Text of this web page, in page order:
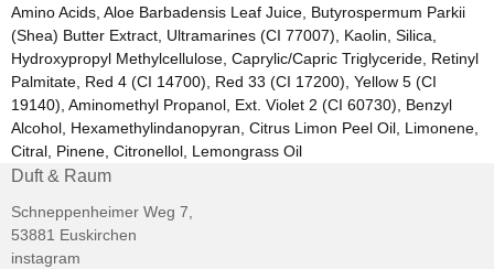
Amino Acids, Aloe Barbadensis Leaf Juice, Butyrospermum Parkii
(Shea) Butter Extract, Ultramarines (CI 77007), Kaolin, Silica,
Hydroxypropyl Methylcellulose, Caprylic/Capric Triglyceride, Retinyl
Palmitate, Red 4 (CI 14700), Red 33 (CI 17200), Yellow 5 (CI
19140), Aminomethyl Propanol, Ext. Violet 2 (CI 60730), Benzyl
Alcohol, Hexamethylindanopyran, Citrus Limon Peel Oil, Limonene,
Citral, Pinene, Citronellol, Lemongrass Oil
Duft & Raum
Schneppenheimer Weg 7,
53881 Euskirchen
instagram